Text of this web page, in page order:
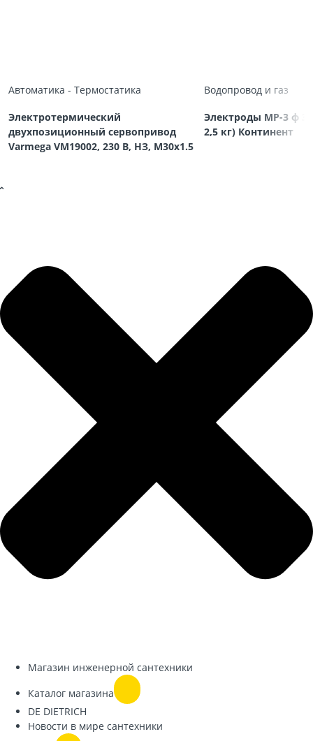
Автоматика - Термостатика
Электротермический
двухпозиционный сервопривод
Varmega VM19002, 230 В, НЗ, M30х1.5
Водопровод и газ
Электроды МР-3 ф
2,5 кг) Континент
Магазин инженерной сантехники
Каталог магазина
DE DIETRICH
Новости в мире сантехники